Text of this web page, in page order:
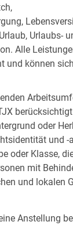
Urlaubs-
Alle
und können
oder
und
oder Klasse,
mit
und lokalen
Anstellung